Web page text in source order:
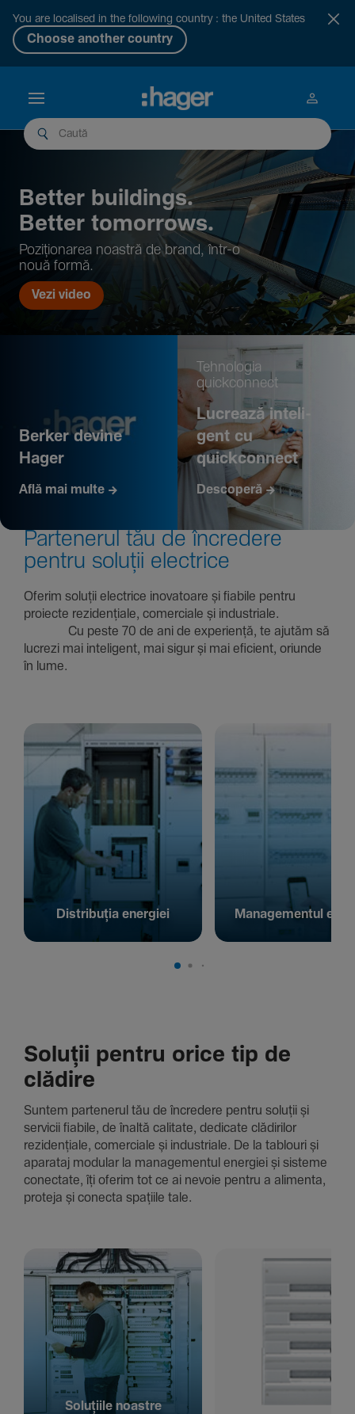
You are localised in the following country : the United States
Choose another country
Better buil­dings.
Better tomor­rows.
Pozi­țio­narea noastră de brand, într-o
nouă formă.
Vezi video
Berker devine
Hager
Află mai multe
Tehno­logia
quickconnect
Lucrează inte­li­
gent cu
quickconnect
Descoperă
Parte­nerul tău de încre­dere
pentru soluții electrice
Oferim soluții electrice inova­toare și fiabile pentru
proiecte rezi­den­țiale, comer­ciale și indus­triale.
Cu peste 70 de ani de expe­riență, te ajutăm să
lucrezi mai inte­li­gent, mai sigur și mai eficient, oriunde
în lume.
Distribuția energiei Managementul
Soluții pentru orice tip de
clădire
Suntem parte­nerul tău de încre­dere pentru soluții și
servicii fiabile, de înaltă cali­tate, dedi­cate clădi­rilor
rezi­den­țiale, comer­ciale și indus­triale. De la tablouri și
aparataj modular la managementul energiei și sisteme
conec­tate, îți oferim tot ce ai nevoie pentru a alimenta,
proteja și conecta spațiile tale.
Solu­țiile noastre